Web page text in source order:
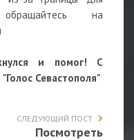
на
и помог! С
Севастополя"
СЛЕДУЮЩИЙ ПОСТ
Посмотреть